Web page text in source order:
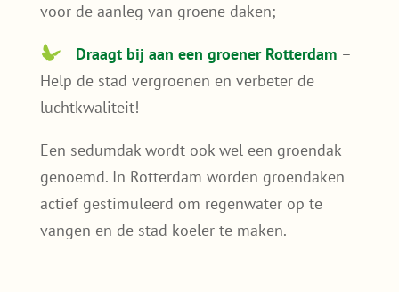
voor de aanleg van groene daken;
Draagt bij aan een groener Rotterdam –
Help de stad vergroenen en verbeter de
luchtkwaliteit!
Een sedumdak wordt ook wel een groendak
genoemd. In Rotterdam worden groendaken
actief gestimuleerd om regenwater op te
vangen en de stad koeler te maken.